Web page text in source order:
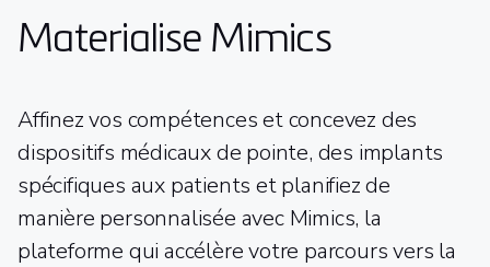
Materialise Mimics
Affinez vos compétences et concevez des
dispositifs médicaux de pointe, des implants
spécifiques aux patients et planifiez de
manière personnalisée avec Mimics, la
plateforme qui accélère votre parcours vers la